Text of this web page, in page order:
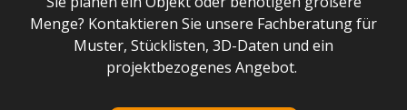
Menge? Kontaktieren Sie unsere Fachberatung für
Muster, Stücklisten, 3D-Daten und ein
projektbezogenes Angebot.